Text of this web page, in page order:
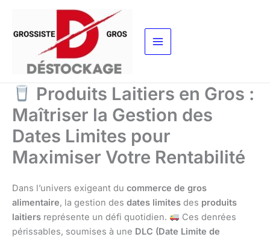
contenu
Produits Laitiers en Gros :
Maîtriser la Gestion des
Dates Limites pour
Maximiser Votre Rentabilité
Dans l’univers exigeant du commerce de gros
alimentaire, la gestion des dates limites des produits
laitiers représente un défi quotidien.
Ces denrées
périssables, soumises à une DLC (Date Limite de